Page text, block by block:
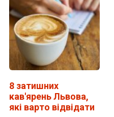
8 затишних
кав'ярень Львова,
які варто відвідати